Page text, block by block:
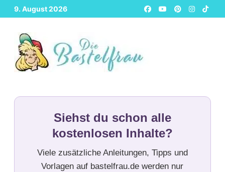
Zurück
zum
Inhalt
9. August 2026
Siehst du schon alle
kostenlosen Inhalte?
Viele zusätzliche Anleitungen, Tipps und
Vorlagen auf bastelfrau.de werden nur